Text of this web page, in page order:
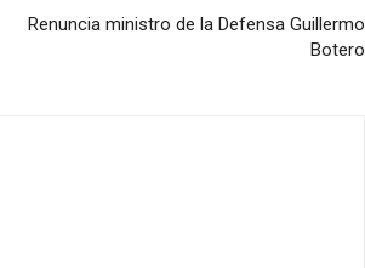
Renuncia ministro de la Defensa Guillermo
Botero